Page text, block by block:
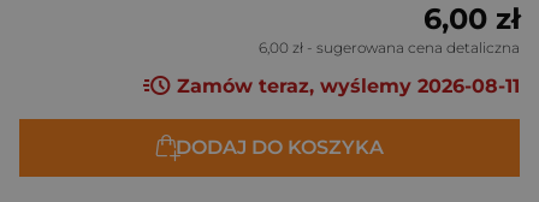
6,00 zł
6,00 zł - sugerowana cena detaliczna
Zamów teraz, wyślemy 2026-08-11
DODAJ DO KOSZYKA